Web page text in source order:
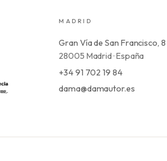
MADRID
Gran Vía de San Francisco, 8
28005 Madrid · España
+34 91 702 19 84
dama@damautor.es